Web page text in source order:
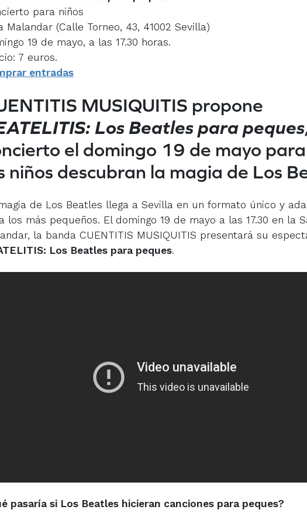
para niños
Malandar (Calle Torneo, 43, 41002 Sevilla)
19 de mayo, a las 17.30 horas.
7 euros.
entradas
MUSIQUITIS propone
Los Beatles para peques
el domingo 19 de mayo
niños descubran la magia de Los
de Los Beatles llega a Sevilla en un formato único y
los más pequeños. El domingo 19 de mayo a las 17.30 en la
la banda CUENTITIS MUSIQUITIS presentará su
Los Beatles para peques.
pasaría si Los Beatles hicieran canciones para peques?